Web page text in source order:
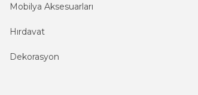
Mobilya Aksesuarları
Hırdavat
Dekorasyon